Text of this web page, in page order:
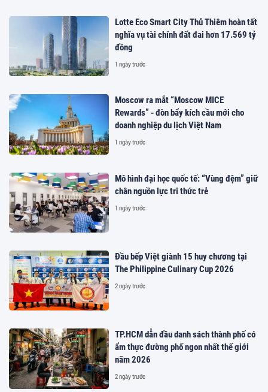
Lotte Eco Smart City Thủ Thiêm hoàn tất
nghĩa vụ tài chính đất đai hơn 17.569 tỷ
đồng
1 ngày trước
Moscow ra mắt “Moscow MICE
Rewards” - đòn bẩy kích cầu mới cho
doanh nghiệp du lịch Việt Nam
1 ngày trước
Mô hình đại học quốc tế: “Vùng đệm” giữ
chân nguồn lực tri thức trẻ
1 ngày trước
Đầu bếp Việt giành 15 huy chương tại
The Philippine Culinary Cup 2026
2 ngày trước
TP.HCM dẫn đầu danh sách thành phố có
ẩm thực đường phố ngon nhất thế giới
năm 2026
2 ngày trước